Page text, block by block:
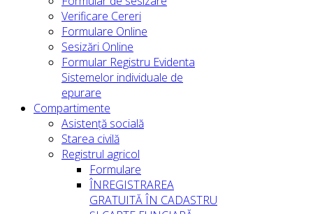
Verificare Cereri
Formulare Online
Sesizări Online
Formular Registru Evidenta
Sistemelor individuale de
epurare
Compartimente
Asistență socială
Starea civilă
Registrul agricol
Formulare
ÎNREGISTRAREA
GRATUITĂ ÎN CADASTRU